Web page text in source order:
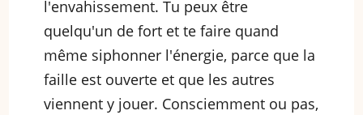
l'envahissement. Tu peux être
quelqu'un de fort et te faire quand
même siphonner l'énergie, parce que la
faille est ouverte et que les autres
viennent y jouer. Consciemment ou pas,